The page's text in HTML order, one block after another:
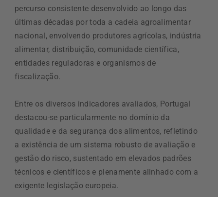
percurso consistente desenvolvido ao longo das
últimas décadas por toda a cadeia agroalimentar
nacional, envolvendo produtores agrícolas, indústria
alimentar, distribuição, comunidade científica,
entidades reguladoras e organismos de
fiscalização.
Entre os diversos indicadores avaliados, Portugal
destacou-se particularmente no domínio da
qualidade e da segurança dos alimentos, refletindo
a existência de um sistema robusto de avaliação e
gestão do risco, sustentado em elevados padrões
técnicos e científicos e plenamente alinhado com a
exigente legislação europeia.